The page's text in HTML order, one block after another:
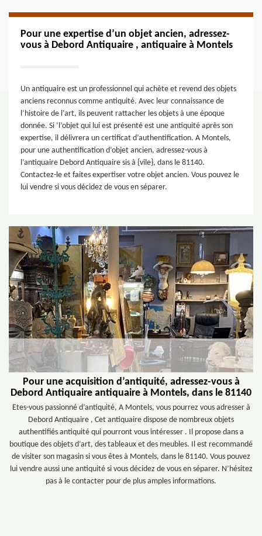
Pour une expertise d’un objet ancien, adressez-
vous à Debord Antiquaire , antiquaire à Montels
Un antiquaire est un professionnel qui achète et revend des objets
anciens reconnus comme antiquité. Avec leur connaissance de
l’histoire de l’art, ils peuvent rattacher les objets à une époque
donnée. Si ‘l’objet qui lui est présenté est une antiquité après son
expertise, il délivrera un certificat d’authentification. A Montels,
pour une authentification d’objet ancien, adressez-vous à
l’antiquaire Debord Antiquaire sis à {vile}, dans le 81140.
Contactez-le et faites expertiser votre objet ancien. Vous pouvez le
lui vendre si vous décidez de vous en séparer.
Pour une acquisition d’antiquité, adressez-vous à
Debord Antiquaire antiquaire à Montels, dans le 81140
Etes-vous passionné d’antiquité, A Montels, vous pourrez vous adresser à
Debord Antiquaire , Cet antiquaire dispose de nombreux objets
authentifiés antiquité qui pourront vous intéresser . Il propose dans a
boutique des objets d’art, des tableaux et des meubles. Il est recommandé
de visiter son magasin si vous êtes à Montels, dans le 81140. Vous pouvez
lui vendre aussi une antiquité si vous décidez de vous en séparer. N’hésitez
pas à le contacter pour de plus amples informations.